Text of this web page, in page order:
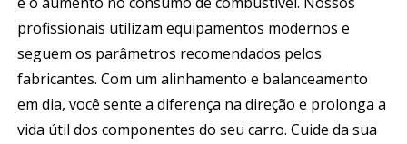
profissionais utilizam equipamentos modernos e
seguem os parâmetros recomendados pelos
fabricantes. Com um alinhamento e balanceamento
em dia, você sente a diferença na direção e prolonga a
vida útil dos componentes do seu carro. Cuide da sua